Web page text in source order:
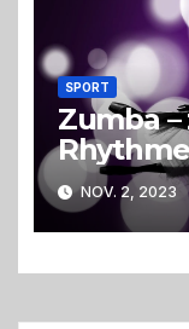
SPORT
Zumba
Menge
NOV. 2, 2023